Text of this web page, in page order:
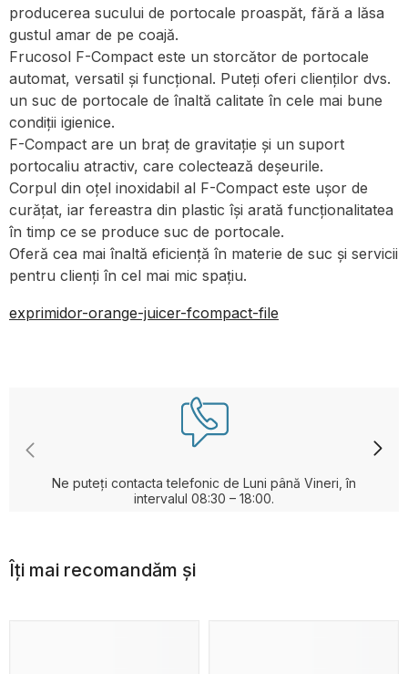
producerea sucului de portocale proaspăt, fără a lăsa
gustul amar de pe coajă.
Frucosol F-Compact este un storcător de portocale
automat, versatil și funcțional. Puteți oferi clienților dvs.
un suc de portocale de înaltă calitate în cele mai bune
condiții igienice.
F-Compact are un braț de gravitație și un suport
portocaliu atractiv, care colectează deșeurile.
Corpul din oțel inoxidabil al F-Compact este ușor de
curățat, iar fereastra din plastic își arată funcționalitatea
în timp ce se produce suc de portocale.
Oferă cea mai înaltă eficiență în materie de suc și servicii
pentru clienți în cel mai mic spațiu.
exprimidor-orange-juicer-fcompact-file
Ne puteți contacta telefonic de Luni până Vineri, în
intervalul 08:30 – 18:00.
Îți mai recomandăm și